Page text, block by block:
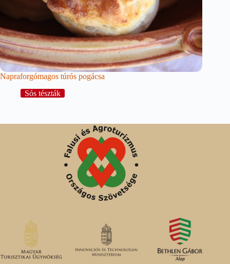
Napraforgómagos túrós pogácsa
Sós tészták